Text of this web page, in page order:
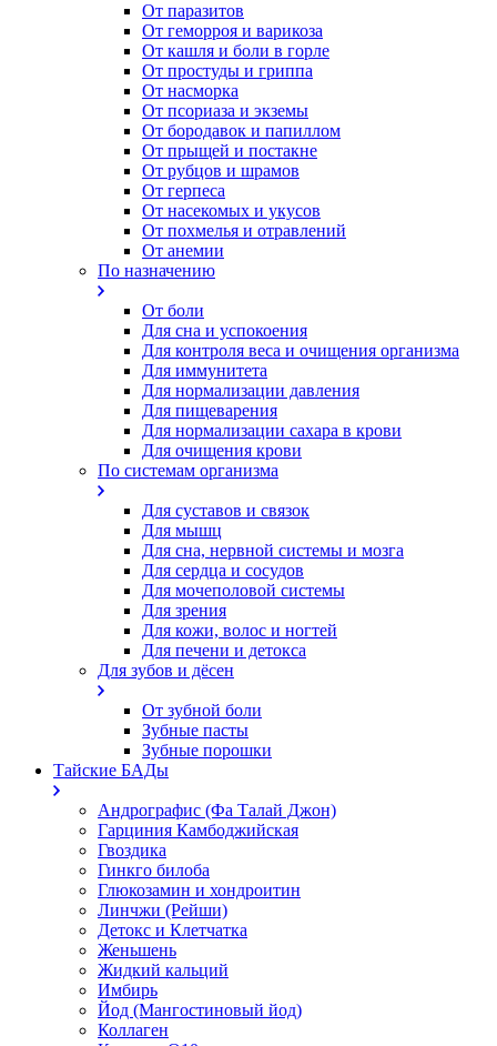
От паразитов
Oт геморроя и варикоза
От кашля и боли в горле
От простуды и гриппа
От насморка
Oт псориаза и экземы
От бородавок и папиллом
От прыщей и постакне
От рубцов и шрамов
От герпеса
От насекомых и укусов
От похмелья и отравлений
От анемии
По назначению
От боли
Для сна и успокоения
Для контроля веса и очищения организма
Для иммунитета
Для нормализации давления
Для пищеварения
Для нормализации сахара в крови
Для очищения крови
По системам организма
Для суставов и связок
Для мышц
Для сна, нервной системы и мозга
Для сердца и сосудов
Для мочеполовой системы
Для зрения
Для кожи, волос и ногтей
Для печени и детокса
Для зубов и дёсен
От зубной боли
Зубные пасты
Зубные порошки
Тайские БАДы
Андрографис (Фа Талай Джон)
Гарциния Камбоджийская
Гвоздика
Гинкго билоба
Глюкозамин и хондроитин
Линчжи (Рейши)
Детокс и Клетчатка
Женьшень
Жидкий кальций
Имбирь
Йод (Мангостиновый йод)
Коллаген